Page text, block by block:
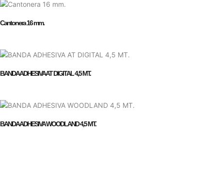
Cantonera 16 mm.
BANDA ADHESIVA AT DIGITAL 4,5 MT.
BANDA ADHESIVA WOODLAND 4,5 MT.